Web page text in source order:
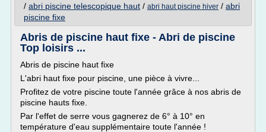
/ abri piscine telescopique haut / abri haut piscine hiver / abri
piscine fixe
Abris de piscine haut fixe - Abri de piscine
Top loisirs ...
Abris de piscine haut fixe
L'abri haut fixe pour piscine, une pièce à vivre...
Profitez de votre piscine toute l'année grâce à nos abris de
piscine hauts fixe.
Par l'effet de serre vous gagnerez de 6° à 10° en
température d'eau supplémentaire toute l'année !